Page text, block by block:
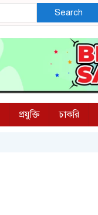
Search
প্রযুক্তি চাকরি